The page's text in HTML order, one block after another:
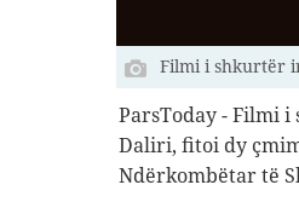
Filmi i shkurtër
ParsToday - Filmi
Daliri, fitoi dy
Ndërkombëtar të